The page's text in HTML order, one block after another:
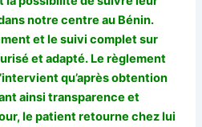
notre centre au Bénin.
et le suivi complet sur
et adapté. Le règlement
qu’après obtention
ainsi transparence et
le patient retourne chez lui